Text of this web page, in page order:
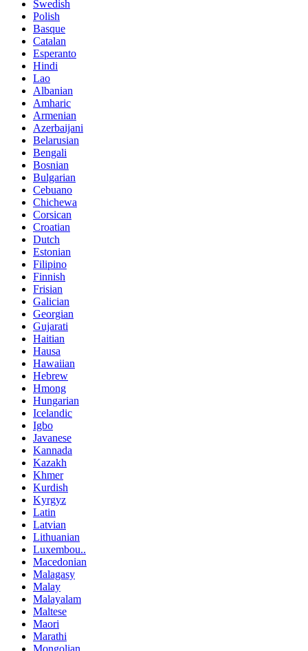
Swedish
Polish
Basque
Catalan
Esperanto
Hindi
Lao
Albanian
Amharic
Armenian
Azerbaijani
Belarusian
Bengali
Bosnian
Bulgarian
Cebuano
Chichewa
Corsican
Croatian
Dutch
Estonian
Filipino
Finnish
Frisian
Galician
Georgian
Gujarati
Haitian
Hausa
Hawaiian
Hebrew
Hmong
Hungarian
Icelandic
Igbo
Javanese
Kannada
Kazakh
Khmer
Kurdish
Kyrgyz
Latin
Latvian
Lithuanian
Luxembou..
Macedonian
Malagasy
Malay
Malayalam
Maltese
Maori
Marathi